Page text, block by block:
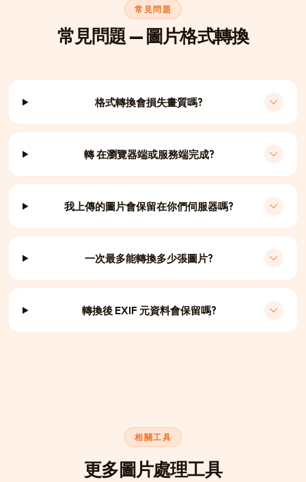
常見問題
常見問題 — 圖片格式轉換
格式轉換會損失畫質嗎?
轉 在瀏覽器端或服務端完成?
我上傳的圖片會保留在你們伺服器嗎?
一次最多能轉換多少張圖片?
轉換後 EXIF 元資料會保留嗎?
相關工具
更多圖片處理工具